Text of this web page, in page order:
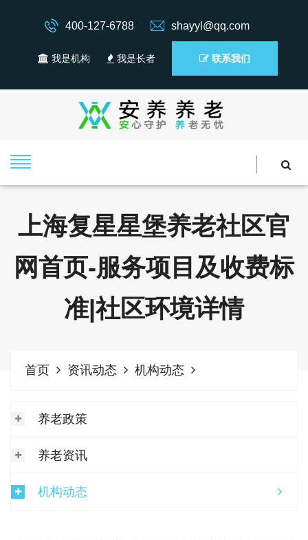
400-127-6788 shayyl@qq.com
我是机构 我是长者 联系我们
上海复星星堡养老社区官
网首页-服务项目及收费标
准|社区环境详情
首页 资讯动态 机构动态
养老政策
养老资讯
机构动态